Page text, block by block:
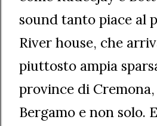
sound tanto piace al
River house, che
piuttosto ampia
province di Cremona,
Bergamo e non solo.